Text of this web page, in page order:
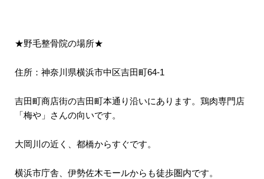
★野毛整骨院の場所★
住所：神奈川県横浜市中区吉田町64-1
吉田町商店街の吉田町本通り沿いにあります。鶏肉専門店
「梅や」さんの向いです。
大岡川の近く、都橋からすぐです。
横浜市庁舎、伊勢佐木モールからも徒歩圏内です。